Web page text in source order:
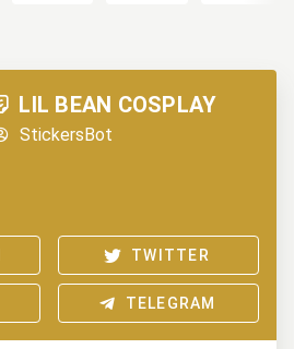
LIL BEAN COSPLAY
StickersBot
TWITTER
TELEGRAM